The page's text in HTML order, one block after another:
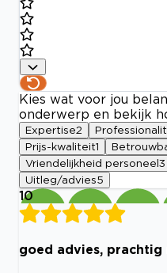
Kies wat voor jou
onderwerp en bekijk
Expertise2
Prijs-kwaliteit1
Vriendelijkheid personeel 3
Uitleg/advies5
10
goed advies, prachtig